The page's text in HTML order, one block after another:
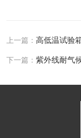
上一篇：高低温试验
下一篇：紫外线耐气